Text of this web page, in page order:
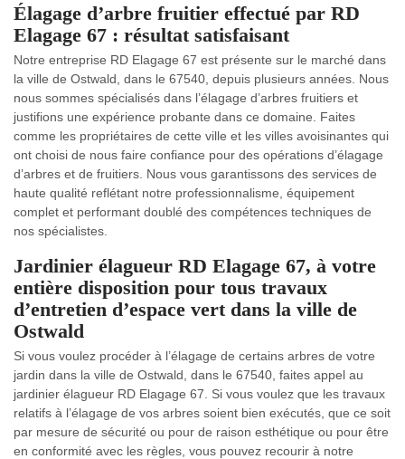
Élagage d’arbre fruitier effectué par RD
Elagage 67 : résultat satisfaisant
Notre entreprise RD Elagage 67 est présente sur le marché dans
la ville de Ostwald, dans le 67540, depuis plusieurs années. Nous
nous sommes spécialisés dans l’élagage d’arbres fruitiers et
justifions une expérience probante dans ce domaine. Faites
comme les propriétaires de cette ville et les villes avoisinantes qui
ont choisi de nous faire confiance pour des opérations d’élagage
d’arbres et de fruitiers. Nous vous garantissons des services de
haute qualité reflétant notre professionnalisme, équipement
complet et performant doublé des compétences techniques de
nos spécialistes.
Jardinier élagueur RD Elagage 67, à votre
entière disposition pour tous travaux
d’entretien d’espace vert dans la ville de
Ostwald
Si vous voulez procéder à l’élagage de certains arbres de votre
jardin dans la ville de Ostwald, dans le 67540, faites appel au
jardinier élagueur RD Elagage 67. Si vous voulez que les travaux
relatifs à l’élagage de vos arbres soient bien exécutés, que ce soit
par mesure de sécurité ou pour de raison esthétique ou pour être
en conformité avec les règles, vous pouvez recourir à notre